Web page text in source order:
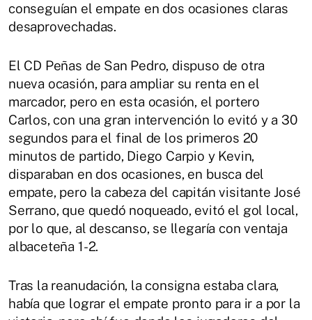
conseguían el empate en dos ocasiones claras
desaprovechadas.
El CD Peñas de San Pedro, dispuso de otra
nueva ocasión, para ampliar su renta en el
marcador, pero en esta ocasión, el portero
Carlos, con una gran intervención lo evitó y a 30
segundos para el final de los primeros 20
minutos de partido, Diego Carpio y Kevin,
disparaban en dos ocasiones, en busca del
empate, pero la cabeza del capitán visitante José
Serrano, que quedó noqueado, evitó el gol local,
por lo que, al descanso, se llegaría con ventaja
albaceteña 1-2.
Tras la reanudación, la consigna estaba clara,
había que lograr el empate pronto para ir a por la